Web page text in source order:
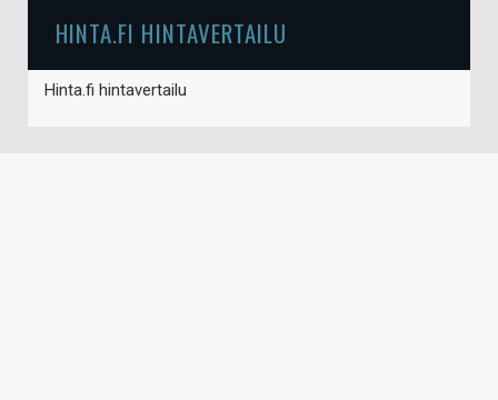
HINTA.FI HINTAVERTAILU
Hinta.fi hintavertailu